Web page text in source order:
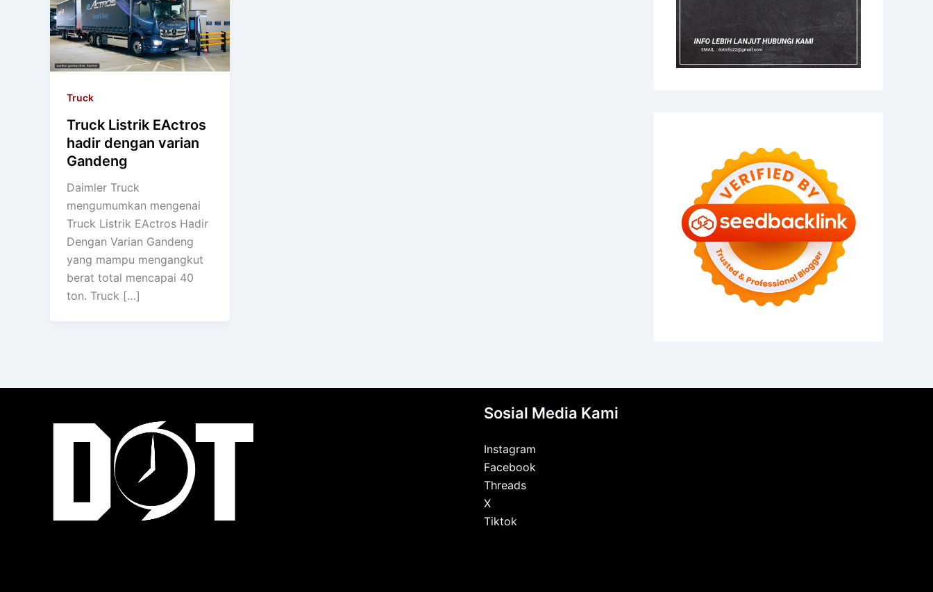
Truck
Truck Listrik EActros
hadir dengan varian
Gandeng
Daimler Truck
mengumumkan mengenai
Truck Listrik EActros Hadir
Dengan Varian Gandeng
yang mampu mengangkut
berat total mencapai 40
ton. Truck […]
Sosial Media Kami
Instagram
Facebook
Threads
X
Tiktok